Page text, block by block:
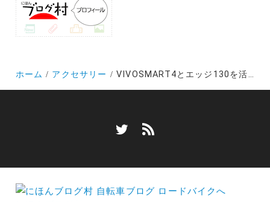
ホーム アクセサリー VIVOSMART4とエッジ130を活用したロードバイクライドの心拍数を楽しむ方法